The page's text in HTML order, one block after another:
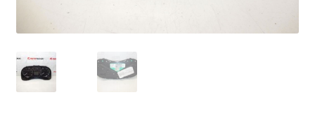
Ochrana osobních údajů
Platby